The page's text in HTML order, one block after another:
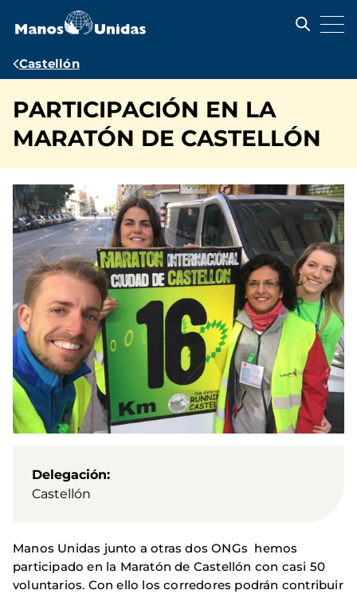
contenido
Ruta
navegación
Castellón
PARTICIPACIÓN EN LA
MARATÓN DE CASTELLÓN
Delegación
Castellón
Manos Unidas junto a otras dos ONGs hemos
participado en la Maratón de Castellón con casi 50
voluntarios. Con ello los corredores podrán contribuir